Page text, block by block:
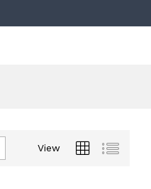
View